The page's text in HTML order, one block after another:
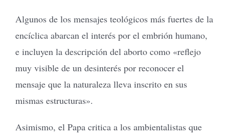
Algunos de los mensajes teológicos más fuertes de la
encíclica abarcan el interés por el embrión humano,
e incluyen la descripción del aborto como «reflejo
muy visible de un desinterés por reconocer el
mensaje que la naturaleza lleva inscrito en sus
mismas estructuras».
Asimismo, el Papa critica a los ambientalistas que